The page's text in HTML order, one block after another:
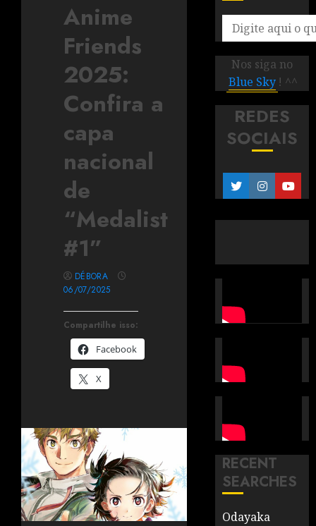
Anime
Friends
2025:
Confira a
capa
nacional
de
“Medalist
#1”
Compartilhe isso:
Facebook
X
DÉBORA
06/07/2025
Nos siga no
Blue Sky ! ^^
REDES
SOCIAIS
RECENT
SEARCHES
Odayaka